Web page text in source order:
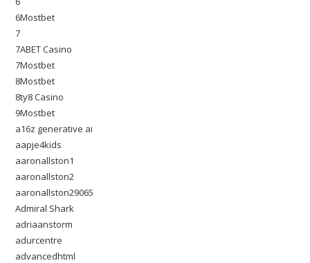
6Mostbet
7
7ABET Casino
7Mostbet
8Mostbet
8ty8 Casino
9Mostbet
a16z generative ai
aapje4kids
aaronallston1
aaronallston2
aaronallston29065
Admiral Shark
adriaanstorm
adurcentre
advancedhtml